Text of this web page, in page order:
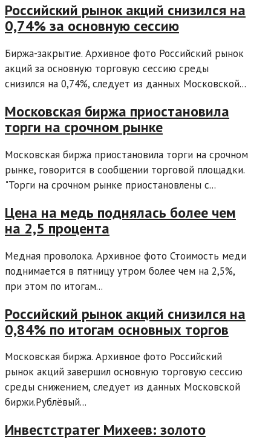
Российский рынок акций снизился на
0,74% за основную сессию
Биржа-закрытие. Архивное фото Российский рынок
акций за основную торговую сессию среды
снизился на 0,74%, следует из данных Московской...
Московская биржа приостановила
торги на срочном рынке
Московская биржа приостановила торги на срочном
рынке, говорится в сообщении торговой площадки.
"Торги на срочном рынке приостановлены с...
Цена на медь поднялась более чем
на 2,5 процента
Медная проволока. Архивное фото Стоимость меди
поднимается в пятницу утром более чем на 2,5%,
при этом по итогам...
Российский рынок акций снизился на
0,84% по итогам основных торгов
Московская биржа. Архивное фото Российский
рынок акций завершил основную торговую сессию
среды снижением, следует из данных Московской
биржи.Рублёвый...
Инвестстратег Михеев: золото